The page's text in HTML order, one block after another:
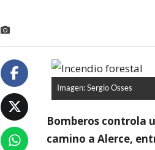
Imagen: Sergio Osses
Bomberos controla
camino a Alerce,